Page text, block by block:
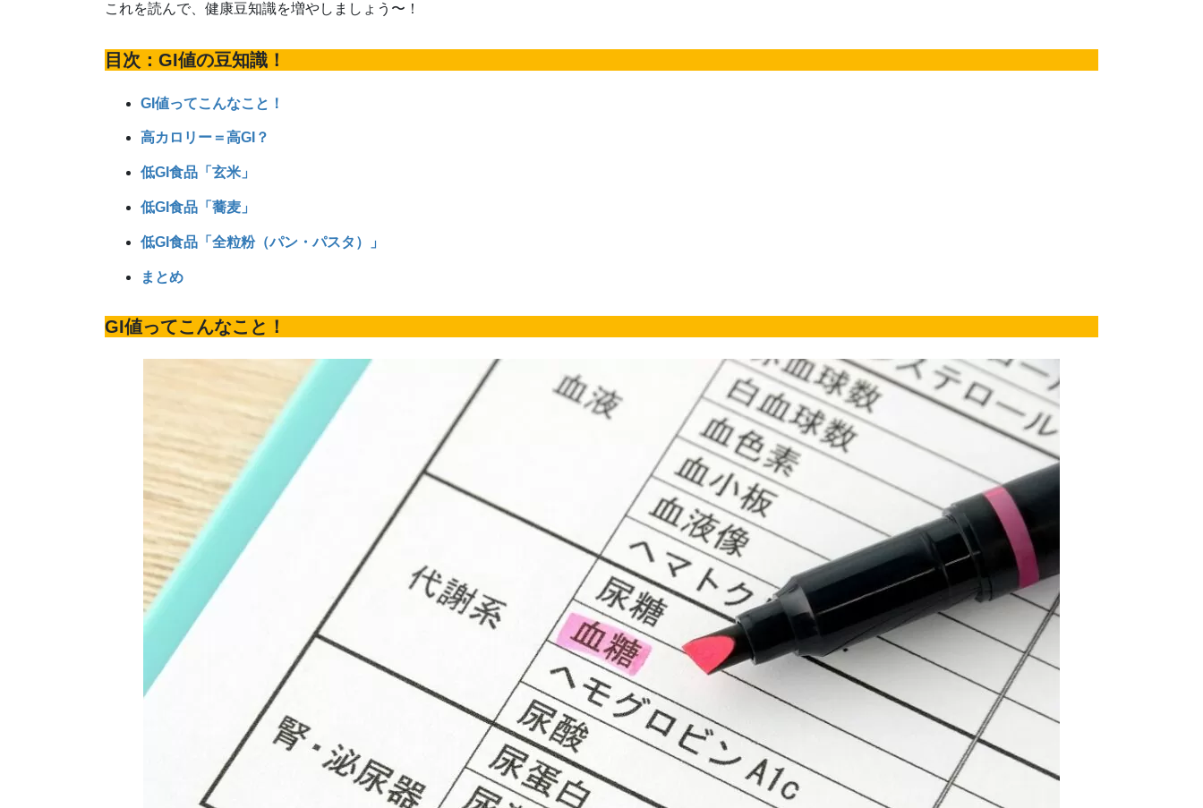
これを読んで、健康豆知識を増やしましょう〜！
目次：GI値の豆知識！
GI値ってこんなこと！
高カロリー＝高GI？
低GI食品「玄米」
低GI食品「蕎麦」
低GI食品「全粒粉（パン・パスタ）」
まとめ
GI値ってこんなこと！